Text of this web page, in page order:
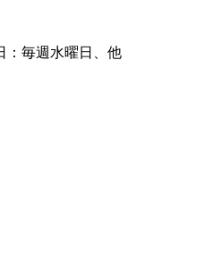
：毎週水曜日、他